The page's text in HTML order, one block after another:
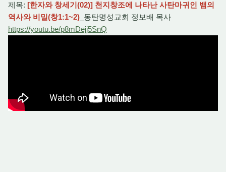
제목: [한자와 창세기(02)] 천지창조에 나타난 사탄마귀인 뱀의
역사와 비밀(창1:1~2) _동탄명성교회 정보배 목사
https://youtu.be/p8mDejj5SnQ